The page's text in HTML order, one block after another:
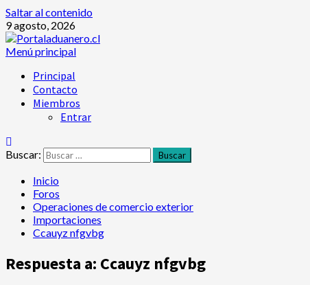
Saltar al contenido
9 agosto, 2026
Menú principal
Principal
Contacto
Miembros
Entrar
Buscar:
Inicio
Foros
Operaciones de comercio exterior
Importaciones
Ccauyz nfgvbg
Respuesta a: Ccauyz nfgvbg